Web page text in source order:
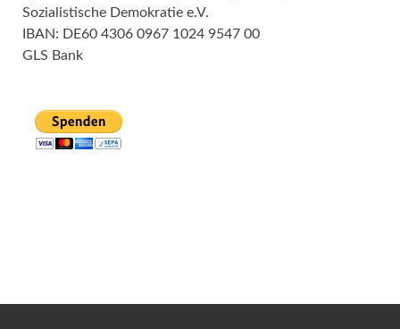
Sozialistische Demokratie e.V.
IBAN: DE60 4306 0967 1024 9547 00
GLS Bank